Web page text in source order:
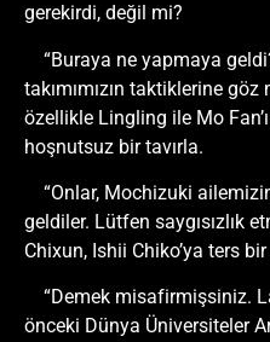
gerekirdi, değil mi?
“Buraya ne yapmaya
takımımızın taktiklerine
özellikle Lingling ile Mo
hoşnutsuz bir tavırla.
“Onlar, Mochizuki
geldiler. Lütfen saygısızlık
Chixun, Ishii Chiko’ya ters bir
“Demek misafirmişsiniz.
önceki Dünya Üniversiteler